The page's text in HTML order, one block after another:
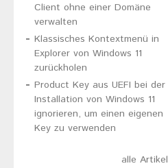
Client ohne einer Domäne
verwalten
Klassisches Kontextmenü in
Explorer von Windows 11
zurückholen
Product Key aus UEFI bei der
Installation von Windows 11
ignorieren, um einen eigenen
Key zu verwenden
alle Artikel